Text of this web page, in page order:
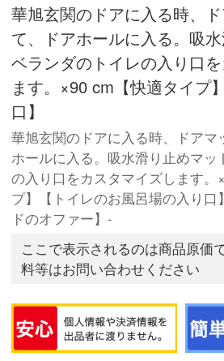
華旭玄関のドアに入る時、
て、ドアホールに入る。吸
ベランダのトイレの入り口
ます。×90 cm【快適タイプ
口】
華旭玄関のドアに入る時、ドアマ
ホールに入る。吸水滑り止めマッ
の入り口をカスタマイズします。
プ】【トイレのお風呂場の入り口
ドのオファー】-
ここで表示されるのは商品原価
料等はお問い合わせください